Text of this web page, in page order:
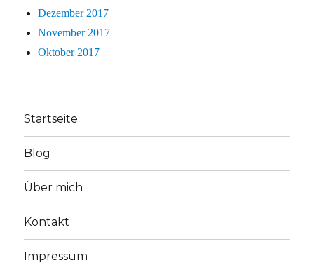
Dezember 2017
November 2017
Oktober 2017
Startseite
Blog
Über mich
Kontakt
Impressum